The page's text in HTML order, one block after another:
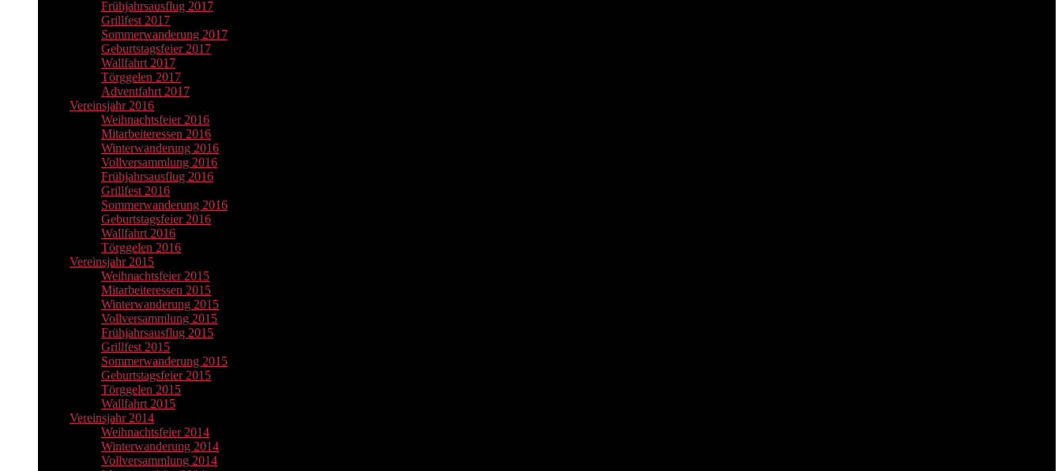
Frühjahrsausflug 2017
Grillfest 2017
Sommerwanderung 2017
Geburtstagsfeier 2017
Wallfahrt 2017
Törggelen 2017
Adventfahrt 2017
Vereinsjahr 2016
Weihnachtsfeier 2016
Mitarbeiteressen 2016
Winterwanderung 2016
Vollversammlung 2016
Frühjahrsausflug 2016
Grillfest 2016
Sommerwanderung 2016
Geburtstagsfeier 2016
Wallfahrt 2016
Törggelen 2016
Vereinsjahr 2015
Weihnachtsfeier 2015
Mitarbeiteressen 2015
Winterwanderung 2015
Vollversammlung 2015
Frühjahrsausflug 2015
Grillfest 2015
Sommerwanderung 2015
Geburtstagsfeier 2015
Törggelen 2015
Wallfahrt 2015
Vereinsjahr 2014
Weihnachtsfeier 2014
Winterwanderung 2014
Vollversammlung 2014